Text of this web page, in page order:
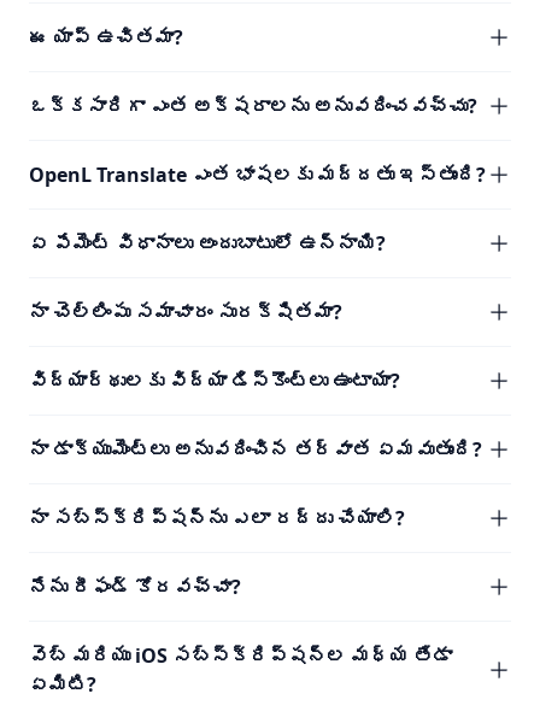
ఈ యాప్ ఉచితమా?
ఒక్కసారిగా ఎంత అక్షరాలను అనువదించవచ్చు?
OpenL Translate ఎంత భాషలకు మద్దతు ఇస్తుంది?
ఏ పేమెంట్ విధానాలు అందుబాటులో ఉన్నాయి?
నా చెల్లింపు సమాచారం సురక్షితమా?
విద్యార్థులకు విద్యా డిస్కౌంట్లు ఉంటాయా?
నా డాక్యుమెంట్లు అనువదించిన తర్వాత ఏమవుతుంది?
నా సబ్‌స్క్రిప్షన్‌ను ఎలా రద్దు చేయాలి?
నేను రీఫండ్ కోరవచ్చా?
వెబ్ మరియు iOS సబ్‌స్క్రిప్షన్‌ల మధ్య తేడా
ఏమిటి?